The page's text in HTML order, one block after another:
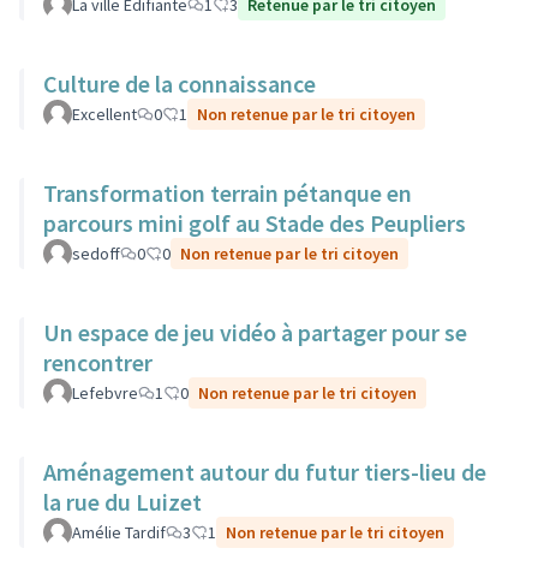
La ville Edifiante 1 3 Retenue par le tri citoyen
Culture de la connaissance
Excellent 0 1 Non retenue par le tri citoyen
Transformation terrain pétanque en
parcours mini golf au Stade des Peupliers
sedoff 0 0 Non retenue par le tri citoyen
Un espace de jeu vidéo à partager pour se
rencontrer
Lefebvre 1 0 Non retenue par le tri citoyen
Aménagement autour du futur tiers-lieu de
la rue du Luizet
Amélie Tardif 3 1 Non retenue par le tri citoyen